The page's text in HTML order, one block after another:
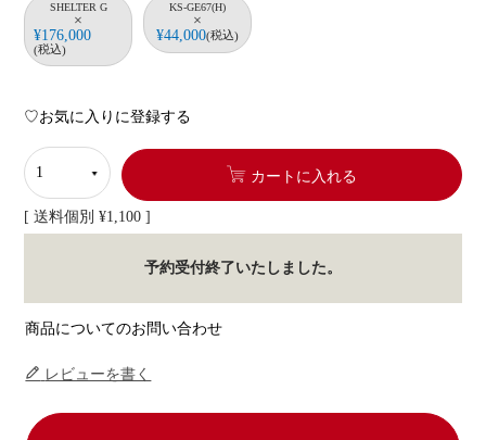
SHELTER G
×
¥176,000
税込
KS-GE67(H)
×
¥44,000 税込
お気に入りに登録する
カートに入れる
送料個別 ¥1,100
予約受付終了いたしました。
商品についてのお問い合わせ
レビューを書く